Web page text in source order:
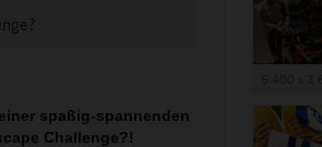
spaßig-spannenden
Challenge?!